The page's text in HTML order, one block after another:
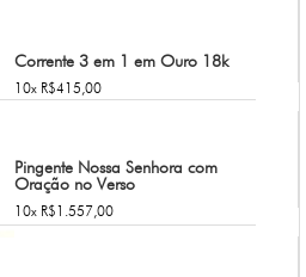
Corrente 3 em 1 em Ouro 18k
10x R$415,00
Pingente Nossa Senhora com
Oração no Verso
10x R$1.557,00